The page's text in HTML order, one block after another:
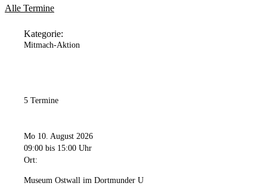
Alle Termine
Kategorie:
Mitmach-Aktion
5 Termine
Mo 10. August 2026
09:00 bis 15:00 Uhr
Ort:
Museum Ostwall im Dortmunder U